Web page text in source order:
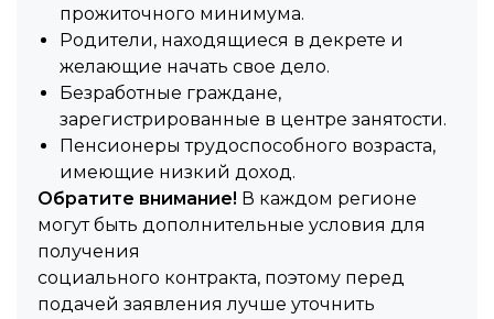
прожиточного минимума.
Родители, находящиеся в декрете и
желающие начать свое дело.
Безработные граждане,
зарегистрированные в центре занятости.
Пенсионеры трудоспособного возраста,
имеющие низкий доход.
Обратите внимание! В каждом регионе
могут быть дополнительные условия для
получения
социального контракта, поэтому перед
подачей заявления лучше уточнить